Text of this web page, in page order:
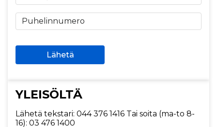
Puhelinnumero
Lähetä
YLEISÖLTÄ
Lähetä tekstari: 044 376 1416 Tai soita (ma-to 8-
16): 03 476 1400